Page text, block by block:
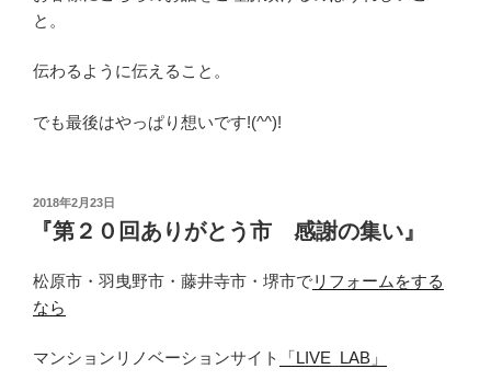
と。
伝わるように伝えること。
でも最後はやっぱり想いです!(^^)!
投
2018年2月23日
『第２０回ありがとう市 感謝の集い』
松原市・羽曳野市・藤井寺市・堺市でリフォームをする
なら
マンションリノベーションサイト 「LIVE_LAB」